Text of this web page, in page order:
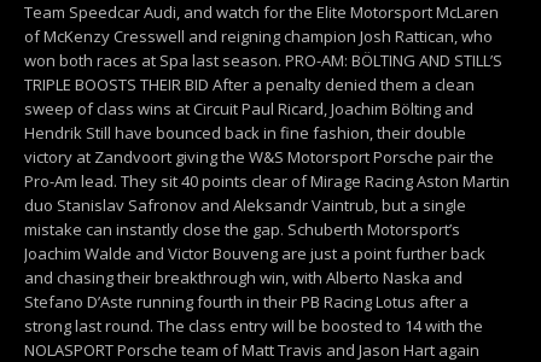
Team Speedcar Audi, and watch for the Elite Motorsport McLaren
of McKenzy Cresswell and reigning champion Josh Rattican, who
won both races at Spa last season. PRO-AM: BÖLTING AND STILL’S
TRIPLE BOOSTS THEIR BID After a penalty denied them a clean
sweep of class wins at Circuit Paul Ricard, Joachim Bölting and
Hendrik Still have bounced back in fine fashion, their double
victory at Zandvoort giving the W&S Motorsport Porsche pair the
Pro-Am lead. They sit 40 points clear of Mirage Racing Aston Martin
duo Stanislav Safronov and Aleksandr Vaintrub, but a single
mistake can instantly close the gap. Schuberth Motorsport’s
Joachim Walde and Victor Bouveng are just a point further back
and chasing their breakthrough win, with Alberto Naska and
Stefano D’Aste running fourth in their PB Racing Lotus after a
strong last round. The class entry will be boosted to 14 with the
NOLASPORT Porsche team of Matt Travis and Jason Hart again